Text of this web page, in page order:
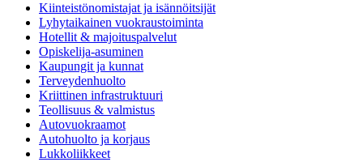
Kiinteistönomistajat ja isännöitsijät
Lyhytaikainen vuokraustoiminta
Hotellit & majoituspalvelut
Opiskelija-asuminen
Kaupungit ja kunnat
Terveydenhuolto
Kriittinen infrastruktuuri
Teollisuus & valmistus
Autovuokraamot
Autohuolto ja korjaus
Lukkoliikkeet